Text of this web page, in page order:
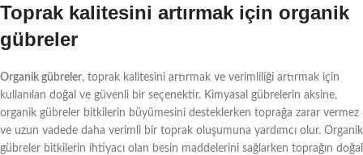
Toprak kalitesini artırmak için organik
gübreler
Organik gübreler, toprak kalitesini artırmak ve verimliliği artırmak için
kullanılan doğal ve güvenli bir seçenektir. Kimyasal gübrelerin aksine,
organik gübreler bitkilerin büyümesini desteklerken toprağa zarar vermez
ve uzun vadede daha verimli bir toprak oluşumuna yardımcı olur. Organik
gübreler bitkilerin ihtiyacı olan besin maddelerini sağlarken toprağın doğal